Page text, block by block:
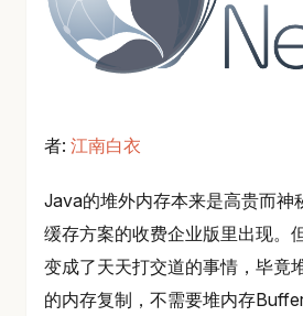
者: 江南白衣
Java的堆外内存本来是高贵而神
缓存方案的收费企业版里出现。
变成了天天打交道的事情，毕竟
的内存复制，不需要堆内存